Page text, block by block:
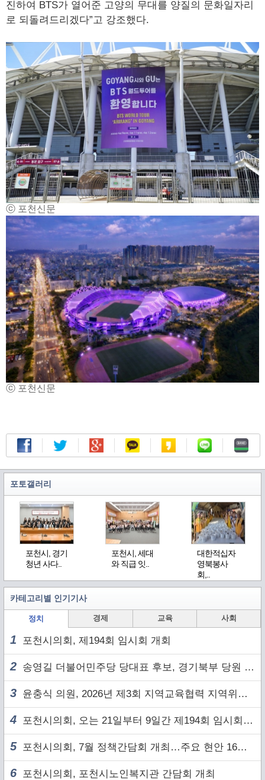
진하여 BTS가 열어준 고양의 무대를 양질의 문화일자리
로 되돌려드리겠다”고 강조했다.
ⓒ 포천신문
ⓒ 포천신문
포토갤러리
포천시, 경기
청년 사다..
포천시, 세대
와 직급 잇..
대한적십자
영북봉사
회,..
카테고리별 인기기사
정치 경제 교육 사회
1 포천시의회, 제194회 임시회 개회
2 송영길 더불어민주당 당대표 후보, 경기북부 당원 및 2030 세대와 ‘소통 행보’
3 윤충식 의원, 2026년 제3회 지역교육협력 지역위원회 주재
4 포천시의회, 오는 21일부터 9일간 제194회 임시회 개회
5 포천시의회, 7월 정책간담회 개최…주요 현안 16건 점검
6 포천시의회, 포천시노인복지관 간담회 개최